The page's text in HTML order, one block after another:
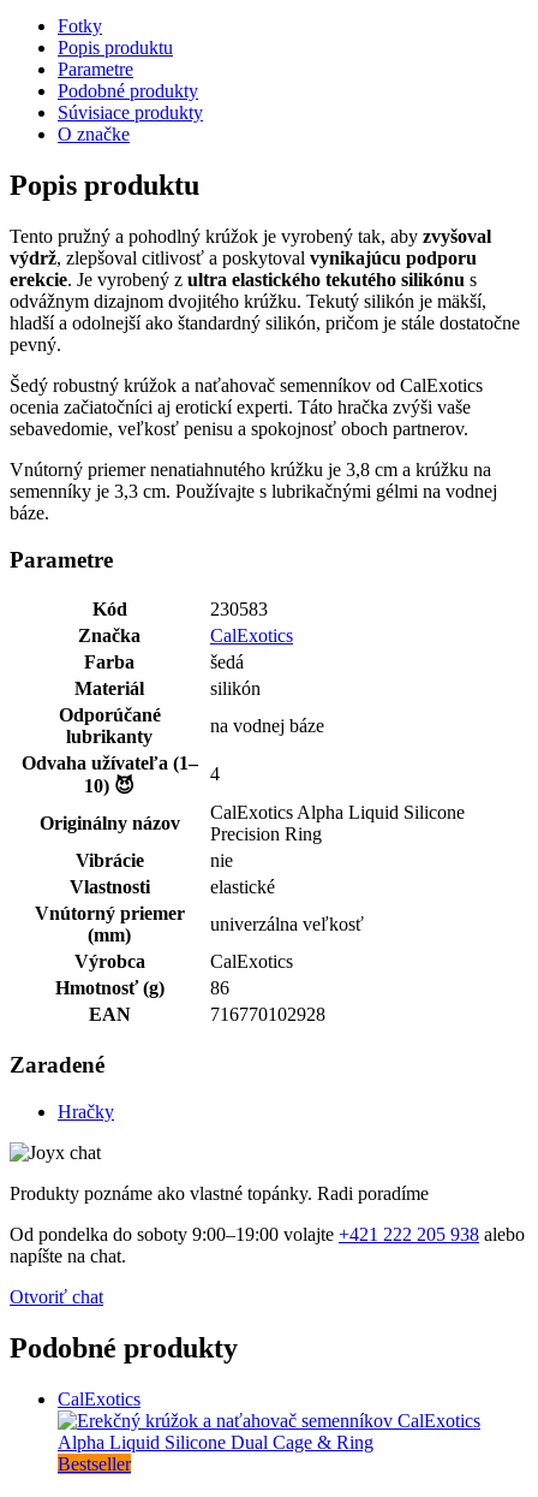
Fotky
Popis produktu
Parametre
Podobné produkty
Súvisiace produkty
O značke
Popis produktu
Tento pružný a pohodlný krúžok je vyrobený tak, aby zvyšoval
výdrž, zlepšoval citlivosť a poskytoval vynikajúcu podporu
erekcie. Je vyrobený z ultra elastického tekutého silikónu s
odvážnym dizajnom dvojitého krúžku. Tekutý silikón je mäkší,
hladší a odolnejší ako štandardný silikón, pričom je stále dostatočne
pevný.
Šedý robustný krúžok a naťahovač semenníkov od CalExotics
ocenia začiatočníci aj erotickí experti. Táto hračka zvýši vaše
sebavedomie, veľkosť penisu a spokojnosť oboch partnerov.
Vnútorný priemer nenatiahnutého krúžku je 3,8 cm a krúžku na
semenníky je 3,3 cm. Používajte s lubrikačnými gélmi na vodnej
báze.
Parametre
Kód
230583
Značka
CalExotics
Farba
šedá
Materiál
silikón
Odporúčané
lubrikanty
na vodnej báze
Odvaha užívateľa (1–
10) 😈
4
Originálny názov
CalExotics Alpha Liquid Silicone
Precision Ring
Vibrácie
nie
Vlastnosti
elastické
Vnútorný priemer
(mm)
univerzálna veľkosť
Výrobca
CalExotics
Hmotnosť (g)
86
EAN
716770102928
Zaradené
Hračky
Produkty poznáme ako vlastné topánky. Radi poradíme
Od pondelka do soboty 9:00–19:00 volajte +421 222 205 938 alebo
napíšte na chat.
Otvoriť chat
Podobné produkty
CalExotics
Bestseller